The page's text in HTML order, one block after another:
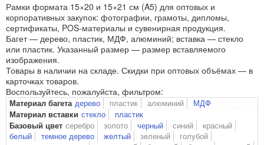
Рамки формата 15×20 и 15×21 см (A5) для оптовых и
корпоративных закупок: фотографии, грамоты, дипломы,
сертификаты, POS-материалы и сувенирная продукция.
Багет — дерево, пластик, МДФ, алюминий; вставка — стекло
или пластик. Указанный размер — размер вставляемого
изображения.
Товары в наличии на складе. Скидки при оптовых объёмах — в
карточках товаров.
Воспользуйтесь, пожалуйста, фильтром:
Материал багета дерево пластик алюминий МДФ
Материал вставки стекло пластик
Базовый цвет серебро золото черный синий
красный
белый
темное дерево желтый зеленый
голубой